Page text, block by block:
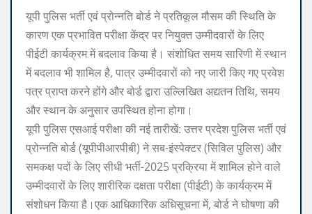
यूपी पुलिस भर्ती एवं प्रोन्नति बोर्ड ने प्रतिकूल मौसम की स्थिति के
कारण एक प्रभावित परीक्षा केंद्र पर नियुक्त उम्मीदवारों के लिए
पीईटी कार्यक्रम में बदलाव किया है। संशोधित समय सारिणी में स्थान
में बदलाव भी शामिल है, पात्र उम्मीदवारों को नए जारी किए गए प्रवेश
पत्र प्राप्त करने होंगे और बोर्ड द्वारा उल्लिखित अद्यतन तिथि, समय
और स्थान के अनुसार उपस्थित होना होगा।
यूपी पुलिस एसआई परीक्षा की नई तारीखें: उत्तर प्रदेश पुलिस भर्ती एवं
प्रोन्नति बोर्ड (यूपीपीआरपीबी) ने सब-इंस्पेक्टर (सिविल पुलिस) और
समकक्ष पदों के लिए सीधी भर्ती-2025 प्रक्रिया में शामिल होने वाले
उम्मीदवारों के लिए शारीरिक दक्षता परीक्षा (पीईटी) के कार्यक्रम में
संशोधन किया है।एक आधिकारिक अधिसूचना में, बोर्ड ने घोषणा की